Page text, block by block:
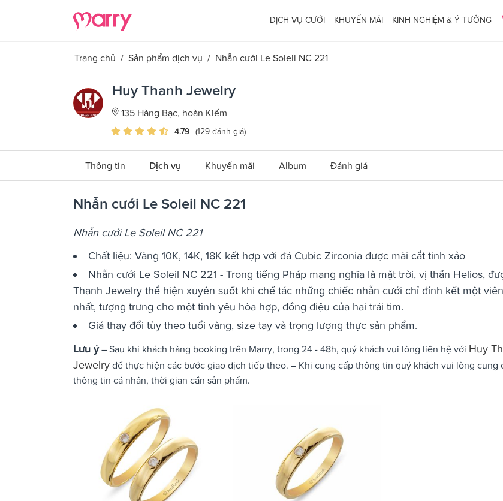
DỊCH VỤ CƯỚI KHUYẾN MÃI KINH NGHIỆM & Ý TƯỞNG
Trang chủ / Sản phẩm dịch vụ / Nhẫn cưới Le Soleil NC 221
Huy Thanh Jewelry
135 Hàng Bạc, hoàn Kiếm
4.79 (129 đánh giá)
Thông tin Dịch vụ Khuyến mãi Album Đánh giá
Nhẫn cưới Le Soleil NC 221
Nhẫn cưới Le Soleil NC 221
Chất liệu: Vàng 10K, 14K, 18K kết hợp với đá Cubic Zirconia được mài cắt tinh xảo
Nhẫn cưới Le Soleil NC 221 - Trong tiếng Pháp mang nghĩa là mặt trời, vị thần Helios,
Thanh Jewelry thể hiện xuyên suốt khi chế tác những chiếc nhẫn cưới chỉ đính kết một
nhất, tượng trưng cho một tình yêu hòa hợp, đồng điệu của hai trái tim.
Giá thay đổi tùy theo tuổi vàng, size tay và trọng lượng thực sản phẩm.
Lưu ý– Sau khi khách hàng booking trên Marry, trong 24 - 48h, quý khách vui lòng liên hệ với Huy
Jewelry để thực hiện các bước giao dịch tiếp theo. – Khi cung cấp thông tin quý khách vui lòng cung
thông tin cá nhân, thời gian cần sản phẩm.